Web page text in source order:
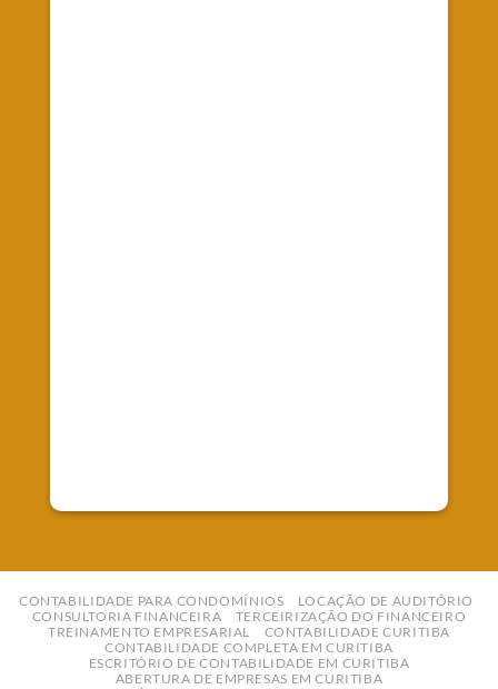
CONTABILIDADE PARA CONDOMÍNIOS
LOCAÇÃO DE AUDITÓRIO
CONSULTORIA FINANCEIRA
TERCEIRIZAÇÃO DO FINANCEIRO
TREINAMENTO EMPRESARIAL
CONTABILIDADE CURITIBA
CONTABILIDADE COMPLETA EM CURITIBA
ESCRITÓRIO DE CONTABILIDADE EM CURITIBA
ABERTURA DE EMPRESAS EM CURITIBA